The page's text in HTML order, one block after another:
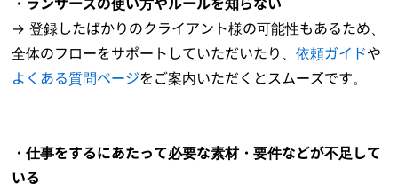
→ 登録したばかりのクライアント様の可能性もあるため、
全体のフローをサポートしていただいたり、依頼ガイドや
よくある質問ページをご案内いただくとスムーズです。
・仕事をするにあたって必要な素材・要件などが不足して
いる